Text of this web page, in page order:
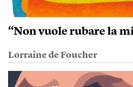
“Non vuole rubare la
Lorraine de Foucher